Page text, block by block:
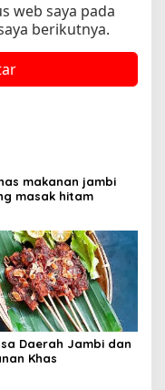
web saya pada
berikutnya.
makanan jambi
masak hitam
Daerah Jambi dan
Khas